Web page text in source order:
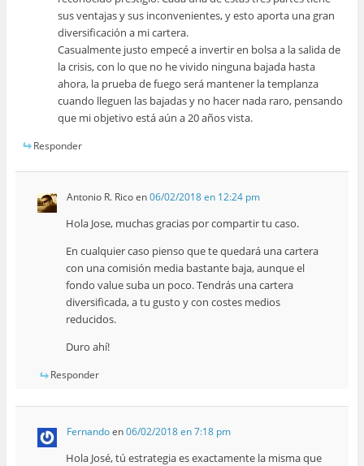
sus ventajas y sus inconvenientes, y esto aporta una gran
diversificación a mi cartera.
Casualmente justo empecé a invertir en bolsa a la salida de
la crisis, con lo que no he vivido ninguna bajada hasta
ahora, la prueba de fuego será mantener la templanza
cuando lleguen las bajadas y no hacer nada raro, pensando
que mi objetivo está aún a 20 años vista.
Responder
Antonio R. Ricoen06/02/2018 en 12:24 pm
Hola Jose, muchas gracias por compartir tu caso.
En cualquier caso pienso que te quedará una cartera
con una comisión media bastante baja, aunque el
fondo value suba un poco. Tendrás una cartera
diversificada, a tu gusto y con costes medios
reducidos.
Duro ahí!
Responder
Fernandoen06/02/2018 en 7:18 pm
Hola José, tú estrategia es exactamente la misma que